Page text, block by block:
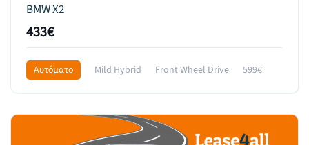
BMW X2
433€
Αυτόματο Mild Hybrid Front Wheel Drive 599€